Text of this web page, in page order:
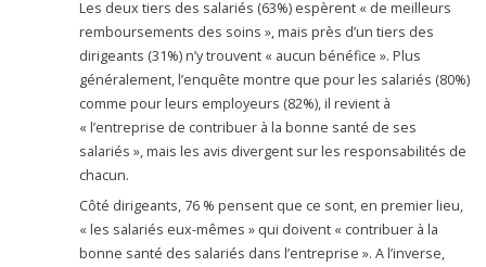
Les deux tiers des salariés (63%) espèrent « de meilleurs
remboursements des soins », mais près d’un tiers des
dirigeants (31%) n’y trouvent « aucun bénéfice ». Plus
généralement, l’enquête montre que pour les salariés (80%)
comme pour leurs employeurs (82%), il revient à
« l’entreprise de contribuer à la bonne santé de ses
salariés », mais les avis divergent sur les responsabilités de
chacun.
Côté dirigeants, 76 % pensent que ce sont, en premier lieu,
« les salariés eux-mêmes » qui doivent « contribuer à la
bonne santé des salariés dans l’entreprise ». A l’inverse,